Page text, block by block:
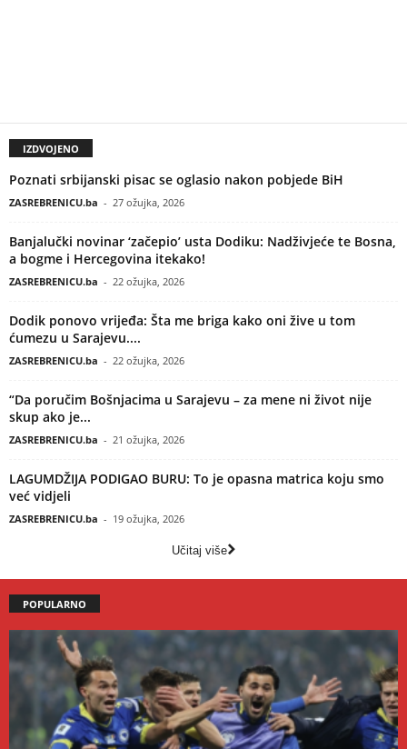
IZDVOJENO
Poznati srbijanski pisac se oglasio nakon pobjede BiH
ZASREBRENICU.ba - 27 ožujka, 2026
Banjalučki novinar ‘začepio’ usta Dodiku: Nadživjeće te Bosna,
a bogme i Hercegovina itekako!
ZASREBRENICU.ba - 22 ožujka, 2026
Dodik ponovo vrijeđa: Šta me briga kako oni žive u tom
ćumezu u Sarajevu....
ZASREBRENICU.ba - 22 ožujka, 2026
“Da poručim Bošnjacima u Sarajevu – za mene ni život nije
skup ako je...
ZASREBRENICU.ba - 21 ožujka, 2026
LAGUMDŽIJA PODIGAO BURU: To je opasna matrica koju smo
već vidjeli
ZASREBRENICU.ba - 19 ožujka, 2026
Učitaj više
POPULARNO